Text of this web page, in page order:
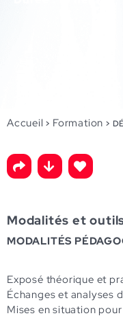
Accueil > Formation >
Modalités et
MODALITÉS
Exposé
Échanges et analyses
Mises en situation